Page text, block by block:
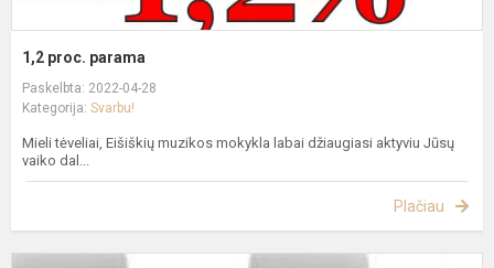
1,2 proc. parama
Paskelbta: 2022-04-28
Kategorija: Svarbu!
Mieli tėveliai, Eišiškių muzikos mokykla labai džiaugiasi aktyviu Jūsų
vaiko dal...
Plačiau